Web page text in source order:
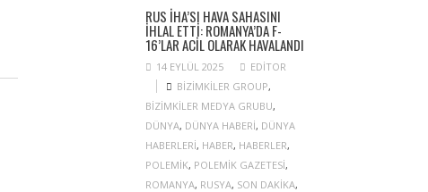
RUS İHA’SI HAVA SAHASINI
IHLAL ETTI: ROMANYA’DA F-
16’LAR ACIL OLARAK HAVALANDI
14 EYLÜL 2025
EDITOR
BIZIMKILER GROUP,
BIZIMKILER MEDYA GRUBU,
DÜNYA, DÜNYA HABERI, DÜNYA
HABERLERI, HABER, HABERLER,
POLEMIK, POLEMIK GAZETESI,
ROMANYA, RUSYA, SON DAKIKA,